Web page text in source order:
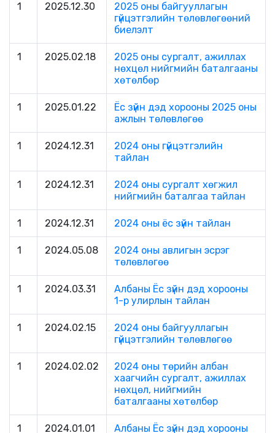
1 2025.12.30
2025 оны байгууллагын
гүйцэтгэлийн төлөвлөгөөний
биелэлт
1 2025.02.18
2025 оны сургалт, ажиллах
нөхцөл нийгмийн баталгааны
хөтөлбөр
1 2025.01.22
Ёс зүйн дэд хорооны 2025 оны
ажлын төлөвлөгөө
1 2024.12.31
2024 оны гүйцэтгэлийн
тайлан
1 2024.12.31
2024 оны сургалт хөгжил
нийгмийн баталгаа тайлан
1 2024.12.31 2024 оны ёс зүйн тайлан
1 2024.05.08
2024 оны авлигын эсрэг
төлөвлөгөө
1 2024.03.31
Албаны Ёс зүйн дэд хорооны
1-р улирлын тайлан
1 2024.02.15
2024 оны байгууллагын
гүйцэтгэлийн төлөвлөгөө
1 2024.02.02
2024 оны төрийн албан
хаагчийн сургалт, ажиллах
нөхцөл, нийгмийн
баталгааны хөтөлбөр
1 2024.01.01
Албаны Ёс зүйн дэд хорооны